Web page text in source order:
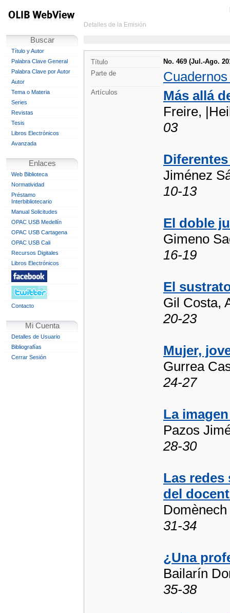
Buscar
Título y Autor
Palabra Clave General
Palabra Clave por Autor
Autor
Tema o Materia
Series
Revistas
Tesis
Libros Electrónicos
Avanzada
Enlaces
Web Biblioteca
Normatividad
Préstamo
Interbibliotecario
Manual Solicitudes
OPAC USB Medellín
OPAC USB Cartagena
OPAC USB Cali
Recursos Digitales
Libros Electrónicos
Contacto
Mi Cuenta
Detalles de Usuario
Bibliografías
Cerrar Sesión
Detalles de la Emisión
Título
No. 469 (Jul.-Ago.
Parte de
Artículos
Más allá
Freire,
03
Jiménez
10-13
El doble
Gimeno
16-19
El
Gil Costa,
20-23
Mujer,
Gurrea
24-27
La
Pazos
28-30
Las
del
31-34
¿Una
Bailarín
35-38